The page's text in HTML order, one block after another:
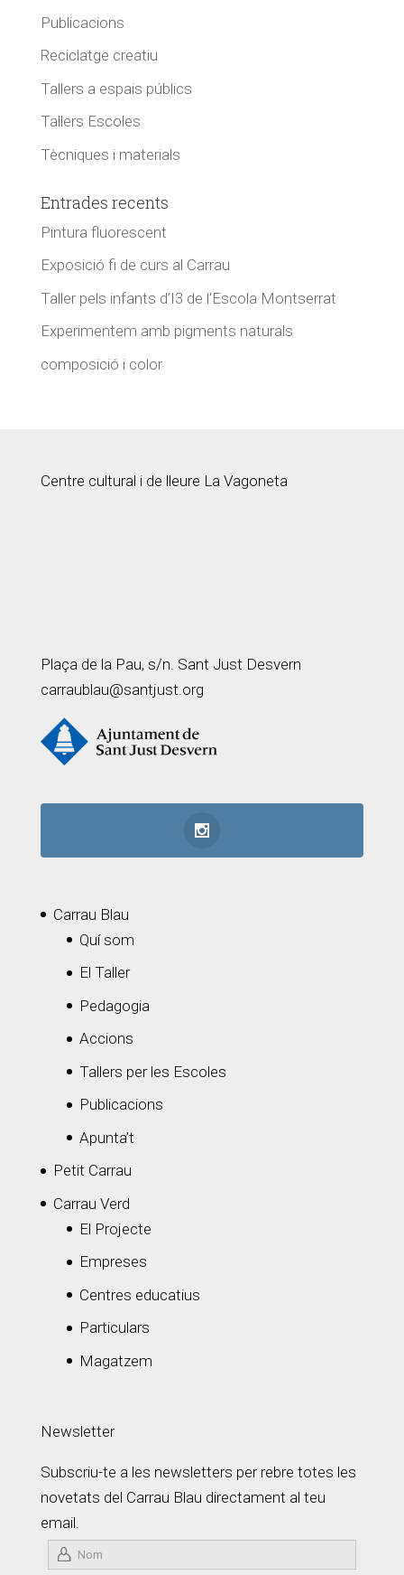
Publicacions
Reciclatge creatiu
Tallers a espais públics
Tallers Escoles
Tècniques i materials
Entrades recents
Pintura fluorescent
Exposició fi de curs al Carrau
Taller pels infants d’I3 de l’Escola Montserrat
Experimentem amb pigments naturals
composició i color
Centre cultural i de lleure La Vagoneta
Plaça de la Pau, s/n. Sant Just Desvern
carraublau@santjust.org
Carrau Blau
Quí som
El Taller
Pedagogia
Accions
Tallers per les Escoles
Publicacions
Apunta’t
Petit Carrau
Carrau Verd
El Projecte
Empreses
Centres educatius
Particulars
Magatzem
Newsletter
Subscriu-te a les newsletters per rebre totes les
novetats del Carrau Blau directament al teu
email.